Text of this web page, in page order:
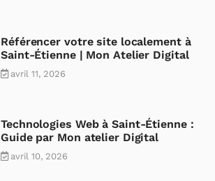
Référencer votre site localement à
Saint-Étienne | Mon Atelier Digital
avril 11, 2026
Technologies Web à Saint-Étienne :
Guide par Mon atelier Digital
avril 10, 2026